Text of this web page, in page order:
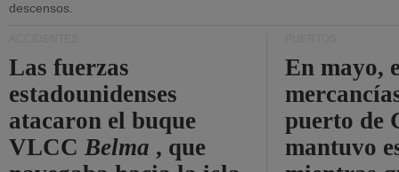
descensos.
Las fuerzas
estadounidenses
atacaron el buque
VLCCBelma , que
En mayo,
puerto de
mantuvo